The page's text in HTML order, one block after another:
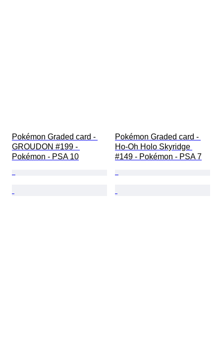
Pokémon Graded card -
GROUDON #199 -
Pokémon - PSA 10
Pokémon Graded card -
Ho-Oh Holo Skyridge
#149 - Pokémon - PSA 7